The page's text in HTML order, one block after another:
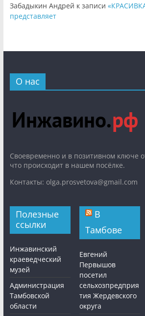
Забадыкин Андрей к записи
представляет
О нас
Cвоевременно и в позитивном ключе
что происходит в нашем посёлке.
Контакты: olga.prosvetova@gmail.com
Полезные
ссылки
Инжавинский
краеведческий
музей
Администрация
Тамбовской
области
В
Тамбове
Евгений
Первышов
посетил
сельхозпредприя
тия Жердевского
округа